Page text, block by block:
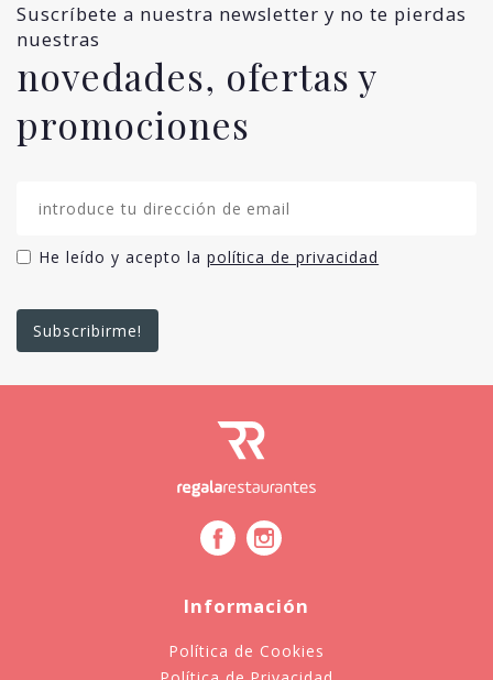
Suscríbete a nuestra newsletter y no te pierdas
nuestras
novedades, ofertas y
promociones
He leído y acepto la política de privacidad
Información
Política de Cookies